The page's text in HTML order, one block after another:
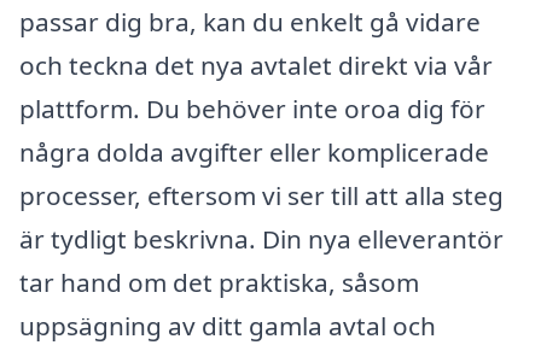
passar dig bra, kan du enkelt gå vidare
och teckna det nya avtalet direkt via vår
plattform. Du behöver inte oroa dig för
några dolda avgifter eller komplicerade
processer, eftersom vi ser till att alla steg
är tydligt beskrivna. Din nya elleverantör
tar hand om det praktiska, såsom
uppsägning av ditt gamla avtal och